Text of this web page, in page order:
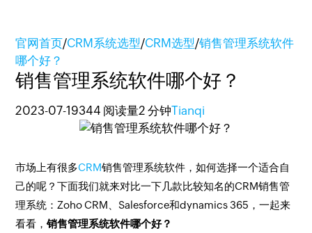
官网首页/CRM系统选型/CRM选型/销售管理系统软件
哪个好？
销售管理系统软件哪个好？
2023-07-19344 阅读量2 分钟Tianqi
市场上有很多CRM销售管理系统软件，如何选择一个适合自
己的呢？下面我们就来对比一下几款比较知名的CRM销售管
理系统：Zoho CRM、Salesforce和dynamics 365，一起来
看看，销售管理系统软件哪个好？